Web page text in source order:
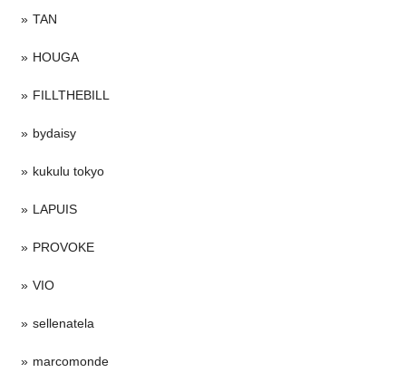
TAN
HOUGA
FILLTHEBILL
bydaisy
kukulu tokyo
LAPUIS
PROVOKE
VIO
sellenatela
marcomonde